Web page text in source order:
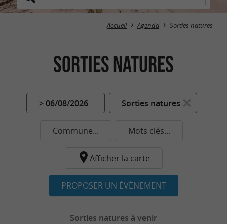
Accueil Agenda Sorties natures
Sorties natures
> 06/08/2026 Sorties natures
Commune... Mots clés...
Afficher la carte
PROPOSER UN ÉVÈNEMENT
Sorties natures à venir